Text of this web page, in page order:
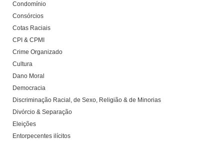
Condomínio
Consórcios
Cotas Raciais
CPI & CPMI
Crime Organizado
Cultura
Dano Moral
Democracia
Discriminação Racial, de Sexo, Religião & de Minorias
Divórcio & Separação
Eleições
Entorpecentes ilícitos